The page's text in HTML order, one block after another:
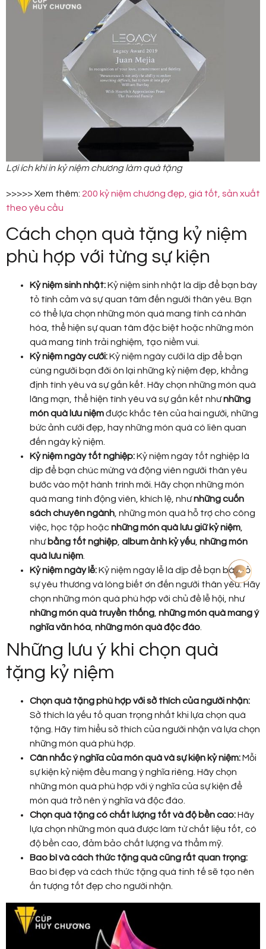
Lợi ích khi in kỷ niệm chương làm quà tặng
>>>>> Xem thêm: 200 kỷ niệm chương đẹp, giá tốt, sản xuất
theo yêu cầu
Cách chọn quà tặng kỷ niệm
phù hợp với từng sự kiện
Kỷ niệm sinh nhật:Kỷ niệm sinh nhật là dịp để bạn bày
tỏ tình cảm và sự quan tâm đến người thân yêu. Bạn
có thể lựa chọn những món quà mang tính cá nhân
hóa, thể hiện sự quan tâm đặc biệt hoặc những món
quà mang tính trải nghiệm, tạo niềm vui.
Kỷ niệm ngày cưới:Kỷ niệm ngày cưới là dịp để bạn
cùng người bạn đời ôn lại những kỷ niệm đẹp, khẳng
định tình yêu và sự gắn kết. Hãy chọn những món quà
lãng mạn, thể hiện tình yêu và sự gắn kết nhưnhững
món quà lưu niệmđược khắc tên của hai người, những
bức ảnh cưới đẹp, hay những món quà có liên quan
đến ngày kỷ niệm.
Kỷ niệm ngày tốt nghiệp:Kỷ niệm ngày tốt nghiệp là
dịp để bạn chúc mừng và động viên người thân yêu
bước vào một hành trình mới. Hãy chọn những món
quà mang tính động viên, khích lệ, nhưnhững cuốn
sách chuyên ngành, những món quà hỗ trợ cho công
việc, học tập hoặcnhững món quà lưu giữ kỷ niệm,
như bằng tốt nghiệp, album ảnh kỷ yếu, những món
quà lưu niệm.
Kỷ niệm ngày lễ:Kỷ niệm ngày lễ là dịp để bạn bày tỏ
sự yêu thương và lòng biết ơn đến người thân yêu. Hãy
chọn những món quà phù hợp với chủ đề lễ hội, như
những món quà truyền thống, những món quà mang ý
nghĩa văn hóa, những món quà độc đáo.
Những lưu ý khi chọn quà
tặng kỷ niệm
Chọn quà tặng phù hợp với sở thích của người nhận:
Sở thích là yếu tố quan trọng nhất khi lựa chọn quà
tặng. Hãy tìm hiểu sở thích của người nhận và lựa chọn
những món quà phù hợp.
Cân nhắc ý nghĩa của món quà và sự kiện kỷ niệm:Mỗi
sự kiện kỷ niệm đều mang ý nghĩa riêng. Hãy chọn
những món quà phù hợp với ý nghĩa của sự kiện để
món quà trở nên ý nghĩa và độc đáo.
Chọn quà tặng có chất lượng tốt và độ bền cao:Hãy
lựa chọn những món quà được làm từ chất liệu tốt, có
độ bền cao, đảm bảo chất lượng và thẩm mỹ.
Bao bì và cách thức tặng quà cũng rất quan trọng:
Bao bì đẹp và cách thức tặng quà tinh tế sẽ tạo nên
ấn tượng tốt đẹp cho người nhận.